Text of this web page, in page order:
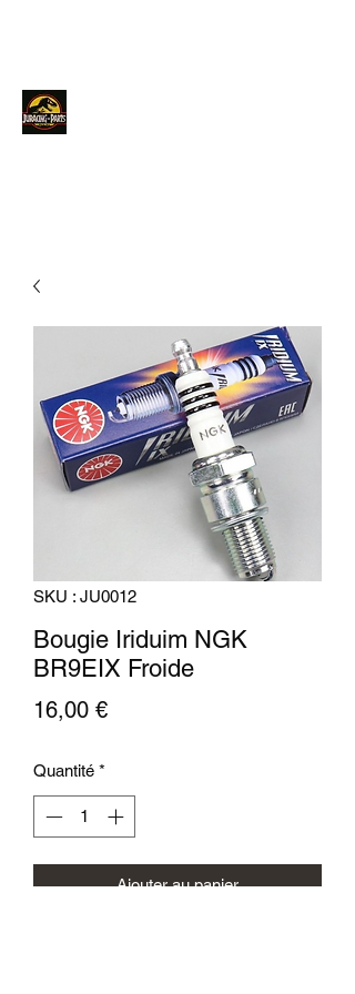
SKU : JU0012
Bougie Iriduim NGK
BR9EIX Froide
16,00 €Prix
Quantité *
Ajouter au panier